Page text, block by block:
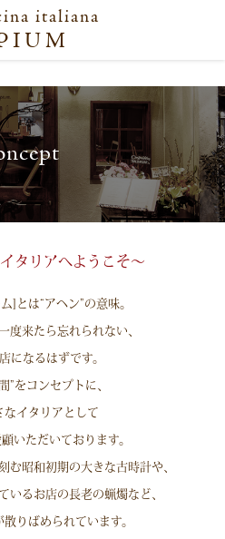
italiana
タリアへようこそ〜
]とは“アヘン”の意味。
度来たら忘れられない、
になるはずです。
”をコンセプトに、
なイタリアとして
いただいております。
む昭和初期の大きな古時計や、
いるお店の長老の蝋燭など、
りばめられています。